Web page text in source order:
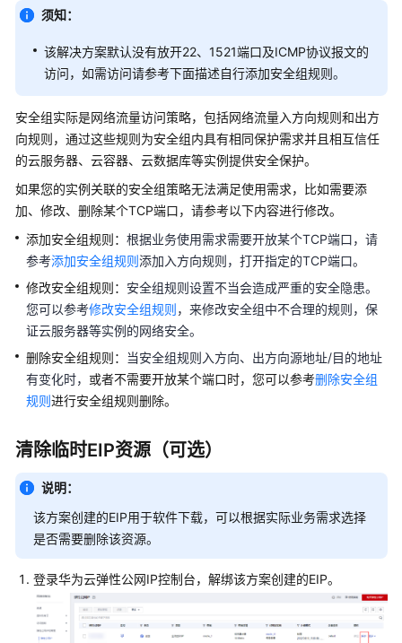
下
载
加
球
数
据
传
输
速
高
可
用
站
架
构
化
核
数
据
库
上
须知：
该解决方案默认没有放开22、1521端口及ICMP协议报文的
访问，如需访问请参考下面描述自行添加安全组规则。
安全组实际是网络流量访问策略，包括网络流量入方向规则和出方
向规则，通过这些规则为安全组内具有相同保护需求并且相互信任
的云服务器、云容器、云数据库等实例提供安全保护。
如果您的实例关联的安全组策略无法满足使用需求，比如需要添
加、修改、删除某个TCP端口，请参考以下内容进行修改。
添加安全组规则： 根据业务使用需求需要开放某个TCP端口，请
参考添加安全组规则添加入方向规则，打开指定的TCP端口。
修改安全组规则： 安全组规则设置不当会造成严重的安全隐患。
您可以参考修改安全组规则，来修改安全组中不合理的规则，保
证云服务器等实例的网络安全。
删除安全组规则：
当安全组规则入方向、出方向源地址/目的地址
有变化时， 或者不需要开放某个端口时，您可以参考删除安全组
规则进行安全组规则删除。
清除临时EIP资源（可选）
说明：
该方案创建的EIP用于软件下载，可以根据实际业务需求选择
是否需要删除该资源。
登录华为云弹性公网IP控制台，解绑该方案创建的EIP。